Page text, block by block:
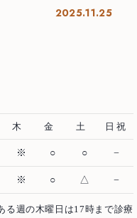
費控除について
2025.11.25
木 金 土 日祝
※ ○ ○ −
※ ○ △ −
る週の木曜日は17時まで診療